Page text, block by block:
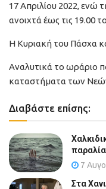
17 Απριλίου 2022, ενώ
ανοιχτά έως τις 19.00
Η Κυριακή του Πάσχα
Αναλυτικά το ωράριο
καταστήματα των
Διαβάστε επίσης:
7
Στα